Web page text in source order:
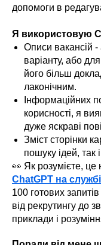
допомоги в
Я використовую
Описи вакансій
варіанту, або
його більш
лаконічним.
Інформаційних
корисності, я
дуже яскраві
Зміст сторінки
пошуку ідей, так
👀 Як розумієте, це
ChatGPT на
100 готових
від рекрутингу до
приклади і